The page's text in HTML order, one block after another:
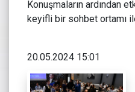
Konuşmaların ardından
keyifli bir sohbet ortamı
20.05.2024 15:01